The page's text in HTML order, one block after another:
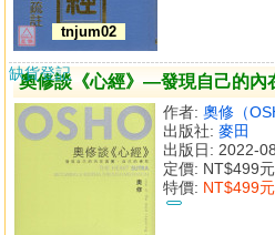
tnjum02
奧修談《心經》—發現自己的內
作者: 奧修（
出版社: 麥田
出版日: 2022-
定價: NT$499元
特價: NT$499元
缺貨登記